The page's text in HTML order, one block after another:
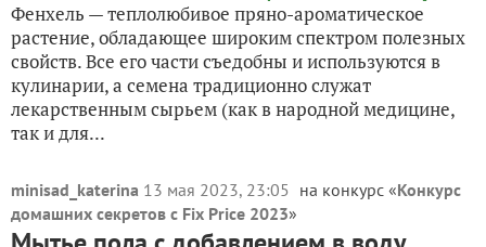
Фенхель — теплолюбивое пряно-ароматическое
растение, обладающее широким спектром полезных
свойств. Все его части съедобны и используются в
кулинарии, а семена традиционно служат
лекарственным сырьем (как в народной медицине,
так и для...
minisad_katerina 13 мая 2023, 23:05 на конкурс «Конкурс
домашних секретов с Fix Price 2023»